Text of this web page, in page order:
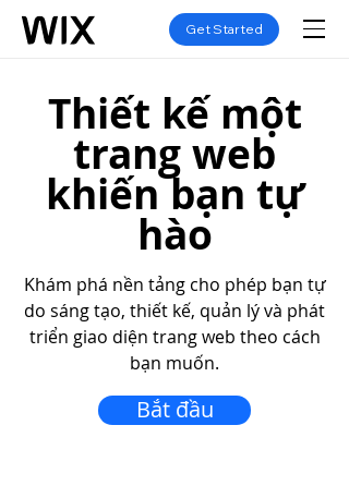
Get Started
Thiết kế một
trang web
khiến bạn tự
hào
Khám phá nền tảng cho phép bạn tự
do sáng tạo, thiết kế, quản lý và phát
triển giao diện trang web theo cách
bạn muốn.
Bắt đầu